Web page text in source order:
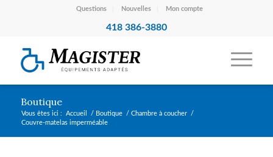
Questions Nouvelles Mon compte
418 386-3880
Boutique
Vous êtes ici : Accueil / Boutique / Chambre à coucher
/
Couvre-matelas imperméable